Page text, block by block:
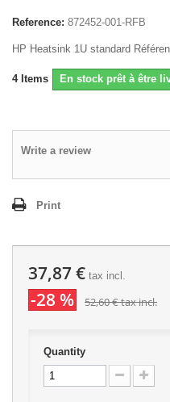
Reference: 872452-001-RFB
HP Heatsink 1U standard
4 Items En stock prêt à être
Write a review
Print
37,87 € tax incl.
-28 % 52,60 €tax incl.
Quantity